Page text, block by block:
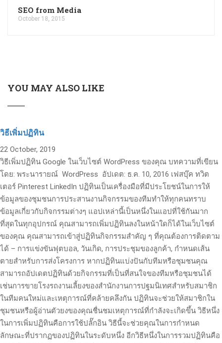
SEO from Media
October 18, 2015
YOU MAY ALSO LIKE
วิธีเพิ่มปฏิทิน
22 October, 2019
วิธีเพิ่มปฏิทิน Google ในเว็บไซต์ WordPress ของคุณ บทความที่เขียน
โดย: พระนารายณ์ WordPress อัปเดต: ธ.ค. 10, 2016 เฟสบุ๊ค ทวิต
เตอร์ Pinterest LinkedIn ปฏิทินเป็นเครื่องมือที่มีประโยชน์ในการให้
ข้อมูลของชุมชนการประสานงานกิจกรรมของทีมทำให้ทุกคนทราบ
ข้อมูลเกี่ยวกับกิจกรรมต่างๆ แอปเหล่านี้เป็นหนึ่งในแอปที่ใช้กันมาก
ที่สุดในทุกอุปกรณ์ คุณสามารถเพิ่มปฏิทินลงในหน้าใดก็ได้ในเว็บไซต์
ของคุณ คุณสามารถเข้าสู่ปฏิทินกิจกรรมสำคัญ ๆ ที่คุณต้องการติดตาม
ได้ – การแข่งขันฟุตบอล, วันเกิด, การประชุมของลูกค้า, กำหนดเส้น
ตายสำหรับการส่งโครงการ หากปฏิทินแบ่งปันกับทีมหรือชุมชนคุณ
สามารถอัปเดตปฏิทินด้วยกิจกรรมที่เป็นที่สนใจของทีมหรือชุมชนได้
เช่นการขายโรงรถงานเลี้ยงของสำนักงานการปฐมนิเทศสำหรับสมาชิก
ในทีมคนใหม่และเหตุการณ์ที่คล้ายคลึงกัน ปฏิทินจะช่วยให้สมาชิกใน
ชุมชนหรือผู้อ่านตัวยงของคุณชื่นชมเหตุการณ์ที่กำลังจะเกิดขึ้น วิธีหนึ่ง
ในการเพิ่มปฏิทินคือการใช้ปลั๊กอิน วิธีนี้จะช่วยคุณในการกำหนด
ลักษณะที่ปรากฏของปฏิทินในระดับหนึ่ง อีกวิธีหนึ่งในการรวมปฏิทินคือ